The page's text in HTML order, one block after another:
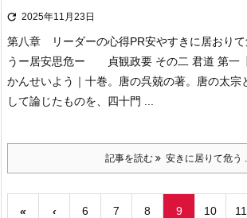
 2025年11月23日
第八章 リーダーの心得PR安やすきに居おり
う ー居安思危ー 貞観政要 その二 君道 第一
かんせいよう｜十巻。唐の呉兢の著。唐の太宗
して論じたものを、四十門 ...
記事を読む 安きに居りて危う
« ‹ 6 7 8 9 10 11